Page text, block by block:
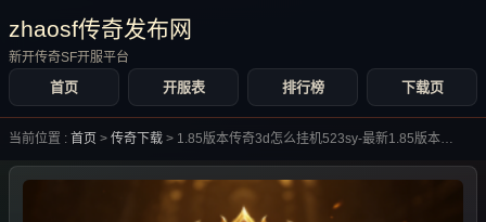
zhaosf传奇发布网
新开传奇SF开服平台
首页 开服表 排行榜 下载页
当前位置 : 首页 > 传奇下载 > 1.85版本传奇3d怎么挂机523sy-最新1.85版本传奇3d怎么挂机523sy合集大全-